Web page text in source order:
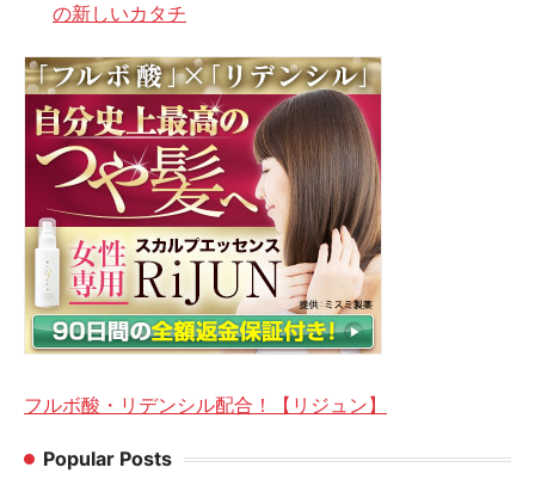
の新しいカタチ
フルボ酸・リデンシル配合！【リジュン】
Popular Posts